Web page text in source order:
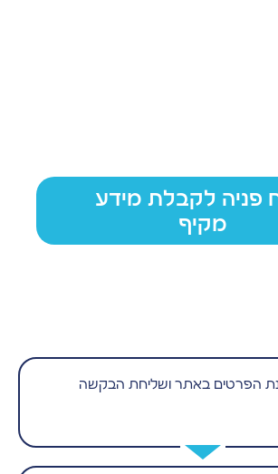
פניה לקבלת מידע
מקיף
הפרטים באתר ושליחת הבקשה